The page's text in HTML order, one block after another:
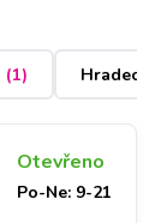
(1) Hradec
Otevřeno
Po-Ne: 9-21